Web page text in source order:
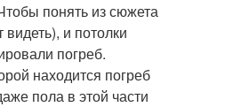
понять из сюжета
и потолки
погреб.
находится погреб
пола в этой части